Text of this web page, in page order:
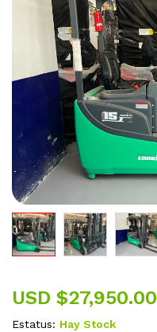
USD $27,950.00
Estatus: Hay Stock